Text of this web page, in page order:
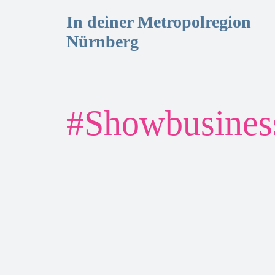
In deiner Metropolregion
Nürnberg
#